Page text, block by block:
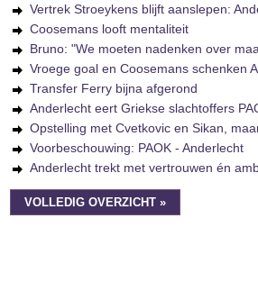
Vertrek Stroeykens blijft aanslepen:
Coosemans looft mentaliteit
Bruno: "We moeten nadenken over
Vroege goal en Coosemans schenken
Transfer Ferry bijna afgerond
Anderlecht eert Griekse slachtoffers
Opstelling met Cvetkovic en Sikan,
Voorbeschouwing: PAOK - Anderlecht
Anderlecht trekt met vertrouwen én
VOLLEDIG OVERZICHT »